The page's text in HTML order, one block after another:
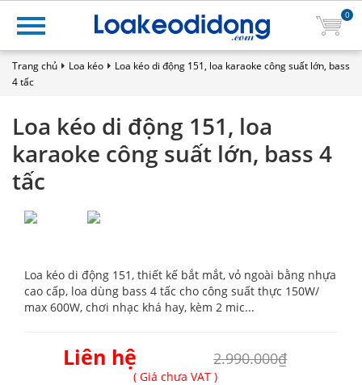
0
Trang chủ Loa kéo
Loa kéo di động 151, loa karaoke công suất lớn, bass
4 tấc
Loa kéo di động 151, loa
karaoke công suất lớn, bass 4
tấc
Loa kéo di động 151, thiết kế bắt mắt, vỏ ngoài bằng nhựa
cao cấp, loa dùng bass 4 tấc cho công suất thực 150W/
max 600W, chơi nhạc khá hay, kèm 2 mic...
Liên hệ 2.990.000₫
( Giá chưa VAT )